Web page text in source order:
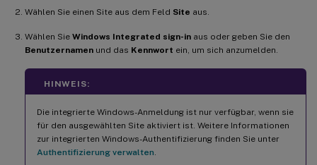
Wählen Sie einen Site aus dem Feld Site aus.
Wählen Sie Windows Integrated sign-in aus oder geben Sie den
Benutzernamen und das Kennwort ein, um sich anzumelden.
HINWEIS:
Die integrierte Windows-Anmeldung ist nur verfügbar, wenn sie
für den ausgewählten Site aktiviert ist. Weitere Informationen
zur integrierten Windows-Authentifizierung finden Sie unter
Authentifizierung verwalten